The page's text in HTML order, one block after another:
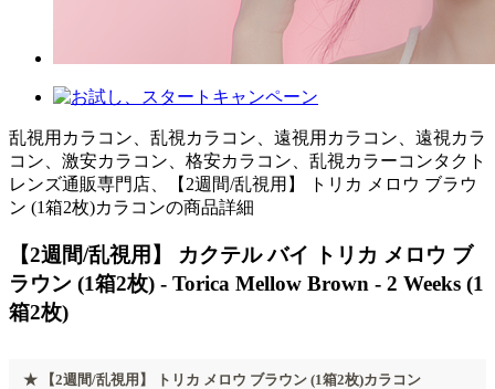
乱視用カラコン、乱視カラコン、遠視用カラコン、遠視カラ
コン、激安カラコン、格安カラコン、乱視カラーコンタクト
レンズ通販専門店、【2週間/乱視用】 トリカ メロウ ブラウ
ン (1箱2枚)カラコンの商品詳細
【2週間/乱視用】 カクテル バイ トリカ メロウ ブ
ラウン (1箱2枚) - Torica Mellow Brown - 2 Weeks (1
箱2枚)
★ 【2週間/乱視用】 トリカ メロウ ブラウン (1箱2枚)カラコン